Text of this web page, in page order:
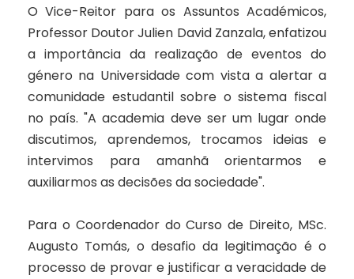
O Vice-Reitor para os Assuntos Académicos,
Professor Doutor Julien David Zanzala, enfatizou
a importância da realização de eventos do
género na Universidade com vista a alertar a
comunidade estudantil sobre o sistema fiscal
no país. "A academia deve ser um lugar onde
discutimos, aprendemos, trocamos ideias e
intervimos para amanhã orientarmos e
auxiliarmos as decisões da sociedade".
Para o Coordenador do Curso de Direito, MSc.
Augusto Tomás, o desafio da legitimação é o
processo de provar e justificar a veracidade de